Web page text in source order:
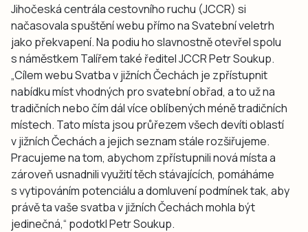
Jihočeská centrála cestovního ruchu (JCCR) si
načasovala spuštění webu přímo na Svatební veletrh
jako překvapení. Na podiu ho slavnostně otevřel spolu
s náměstkem Talířem také ředitel JCCR Petr Soukup.
„Cílem webu Svatba v jižních Čechách je zpřístupnit
nabídku míst vhodných pro svatební obřad, a to už na
tradičních nebo čím dál více oblíbených méně tradičních
místech. Tato místa jsou průřezem všech devíti oblastí
v jižních Čechách a jejich seznam stále rozšiřujeme.
Pracujeme na tom, abychom zpřístupnili nová místa a
zároveň usnadnili využití těch stávajících, pomáháme
s vytipováním potenciálu a domluvení podmínek tak, aby
právě ta vaše svatba v jižních Čechách mohla být
jedinečná,“ podotkl Petr Soukup.